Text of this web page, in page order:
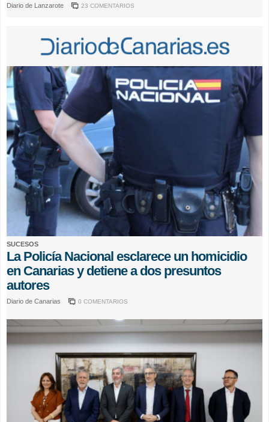
Diario de Lanzarote 23 COMENTARIOS
SUCESOS
La Policía Nacional esclarece un homicidio
en Canarias y detiene a dos presuntos
autores
Diario de Canarias 0 COMENTARIOS